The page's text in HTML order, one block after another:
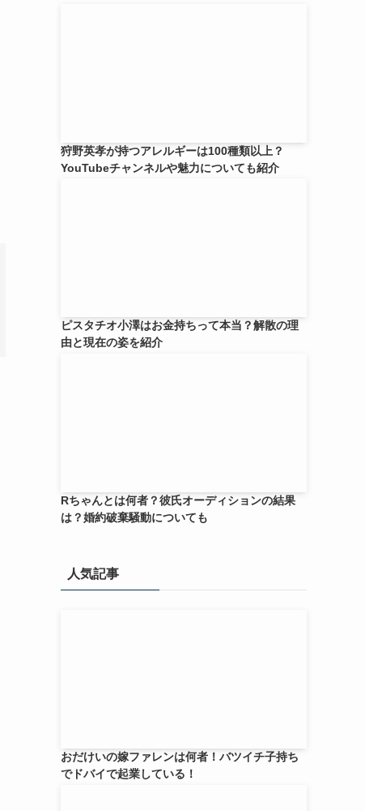
狩野英孝が持つアレルギーは100種類以上？
YouTubeチャンネルや魅力についても紹介
ピスタチオ小澤はお金持ちって本当？解散の理
由と現在の姿を紹介
Rちゃんとは何者？彼氏オーディションの結果
は？婚約破棄騒動についても
人気記事
おだけいの嫁ファレンは何者！バツイチ子持ち
でドバイで起業している！